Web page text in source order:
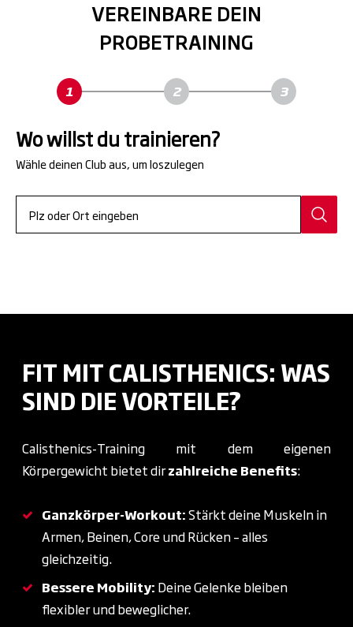
VEREINBARE DEIN
PROBETRAINING
Wo willst du trainieren?
Wähle deinen Club aus, um loszulegen
FIT MIT CALISTHENICS: WAS
SIND DIE VORTEILE?
Calisthenics-Training mit dem eigenen
Körpergewicht bietet dirzahlreiche Benefits:
Ganzkörper-Workout:Stärkt deine Muskeln in
Armen, Beinen, Core und Rücken – alles
gleichzeitig.
Bessere Mobility: Deine Gelenke bleiben
flexibler und beweglicher.